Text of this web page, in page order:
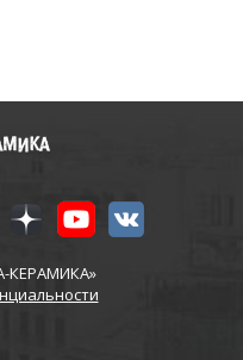
КЕРАМИКА»